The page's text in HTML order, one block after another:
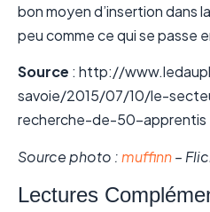
bon moyen d’insertion dans
peu comme ce qui se passe
Source : http://
savoie/2015/07/10/le-
recherche-de-50-apprentis
Source photo :muffinn–
Lectures